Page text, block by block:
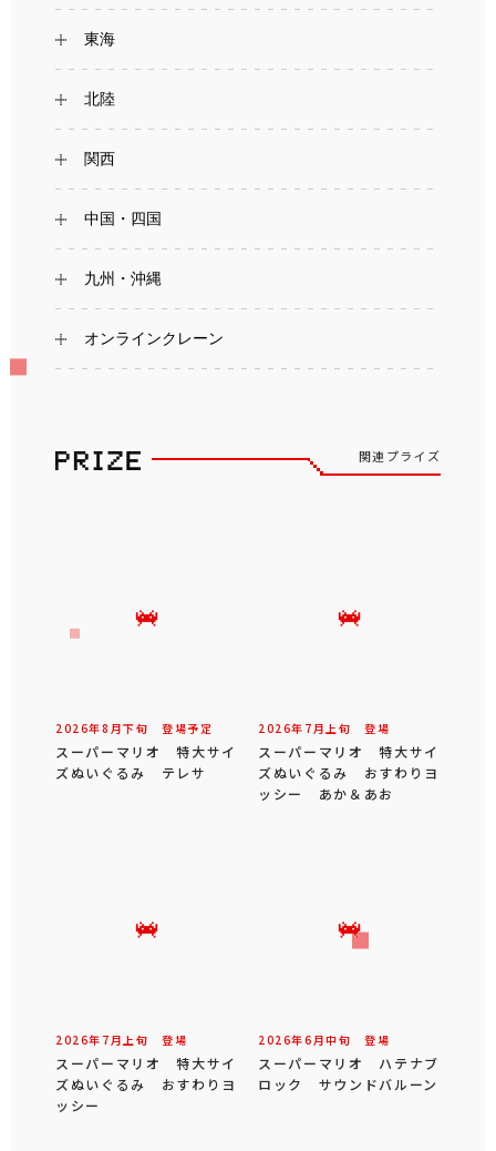
東海
北陸
関西
中国・四国
九州・沖縄
オンラインクレーン
関連プライズ
2026年8 月下旬 登場予定
スーパーマリオ 特大サイ
ズぬいぐるみ テレサ
2026年 7 月 上旬 登場
スーパーマリオ 特大サイ
ズぬいぐるみ おすわりヨ
ッシー あか＆あお
2026年 7 月 上旬 登場
スーパーマリオ 特大サイ
ズぬいぐるみ おすわりヨ
ッシー
2026年6 月中旬 登場
スーパーマリオ ハテナブ
ロック サウンドバルーン